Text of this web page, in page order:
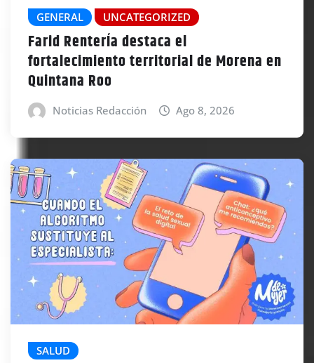
GENERAL UNCATEGORIZED
Farid RenterÍa destaca el
fortalecimiento territorial de Morena en
Quintana Roo
Noticias Redacción Ago 8, 2026
SALUD